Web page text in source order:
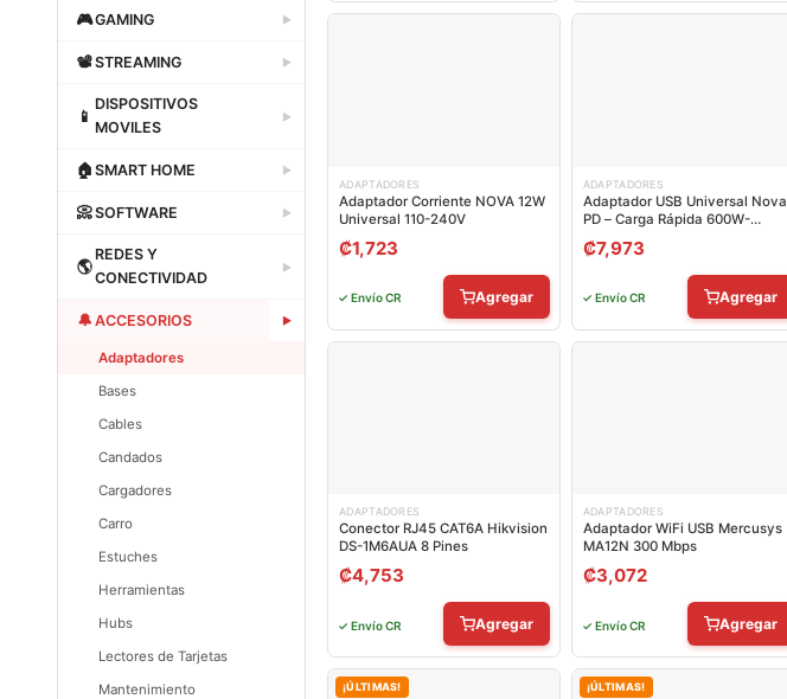
Dataland
🎮GAMING ▶
Dataland
📽STREAMING ▶
Dataland
📱
DISPOSITIVOS
MOVILES
▶
Dataland
🏠 SMART HOME ▶
Dataland
📀SOFTWARE ▶
Dataland
🌎
REDES Y
CONECTIVIDAD
▶
Dataland
🔔 ACCESORIOS ▶
Adaptadores
Bases
Cables
Candados
Cargadores
Carro
Estuches
Herramientas
Hubs
Lectores de Tarjetas
Mantenimiento
ADAPTADORES
Adaptador Corriente NOVA 12W
Universal 110-240V
₡1,723
✓ Envío CR Agregar
ADAPTADORES
Adaptador USB Universal Nova
PD – Carga Rápida 600W-
1440W
₡7,973
✓ Envío CR Agregar
ADAPTADORES
Conector RJ45 CAT6A Hikvision
DS-1M6AUA 8 Pines
₡4,753
✓ Envío CR Agregar
ADAPTADORES
Adaptador WiFi USB Mercusys
MA12N 300 Mbps
₡3,072
✓ Envío CR Agregar
¡ÚLTIMAS! ¡ÚLTIMAS!